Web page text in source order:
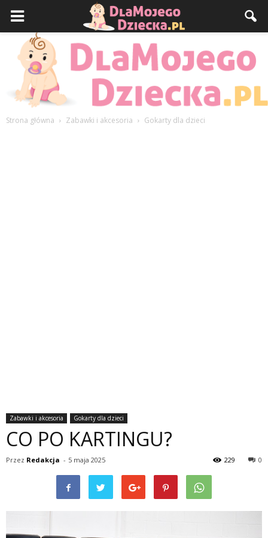
Strona główna Zabawki i akcesoria Gokarty dla dzieci
Zabawki i akcesoria Gokarty dla dzieci
CO PO KARTINGU?
Przez Redakcja - 5 maja 2025 0
229